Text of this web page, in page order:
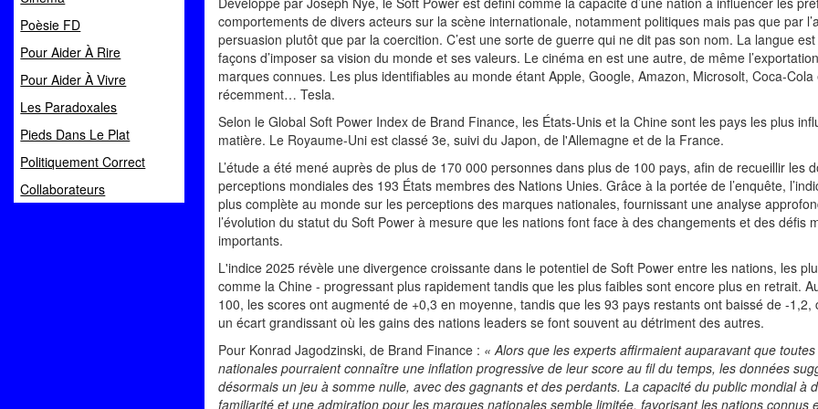
Poèsie FD
Pour Aider À Rire
Pour Aider À Vivre
Les Paradoxales
Pieds Dans Le Plat
Politiquement Correct
Collaborateurs
comportements de divers acteurs sur la scène internationale, notamment politiques mais pas que par
persuasion plutôt que par la coercition. C’est une sorte de guerre qui ne dit pas son nom. La langue
façons d’imposer sa vision du monde et ses valeurs. Le cinéma en est une autre, de même
marques connues. Les plus identifiables au monde étant Apple, Google, Amazon, Microsolt, Coca-Cola
récemment… Tesla.
Selon le Global Soft Power Index de Brand Finance, les États-Unis et la Chine sont les pays les plus
matière. Le Royaume-Uni est classé 3e, suivi du Japon, de l'Allemagne et de la France.
L’étude a été mené auprès de plus de 170 000 personnes dans plus de 100 pays, afin de recueillir les
perceptions mondiales des 193 États membres des Nations Unies. Grâce à la portée de l’enquête,
plus complète au monde sur les perceptions des marques nationales, fournissant une analyse
l’évolution du statut du Soft Power à mesure que les nations font face à des changements et des défis
importants.
L'indice 2025 révèle une divergence croissante dans le potentiel de Soft Power entre les nations, les
comme la Chine - progressant plus rapidement tandis que les plus faibles sont encore plus en retrait.
100, les scores ont augmenté de +0,3 en moyenne, tandis que les 93 pays restants ont baissé de -1,2,
un écart grandissant où les gains des nations leaders se font souvent au détriment des autres.
Pour Konrad Jagodzinski, de Brand Finance : « Alors que les experts affirmaient auparavant que
nationales pourraient connaître une inflation progressive de leur score au fil du temps, les données
désormais un jeu à somme nulle, avec des gagnants et des perdants. La capacité du public mondial à
familiarité et une admiration pour les marques nationales semble limitée, favorisant les nations connus